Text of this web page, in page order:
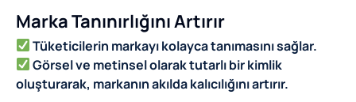
Marka Tanınırlığını Artırır
Tüketicilerin markayı kolayca tanımasını sağlar.
Görsel ve metinsel olarak tutarlı bir kimlik
oluşturarak, markanın akılda kalıcılığını artırır.